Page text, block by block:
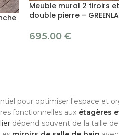
Meuble mural 2 tiroirs
double pierre –
695.00 €
pour optimiser l'espace et
fonctionnelles aux étagères
dépend souvent de la taille de